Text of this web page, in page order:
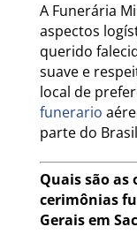
A Funerária
aspectos
querido
suave e
local de
funerario
parte do
Quais são as
cerimônias
Gerais em